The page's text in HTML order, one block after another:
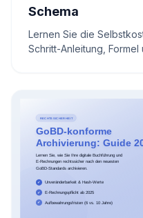
Schema
Lernen Sie die
Schritt-Anleitung,